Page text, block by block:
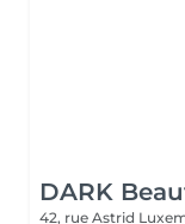
DARK
42, rue Astrid